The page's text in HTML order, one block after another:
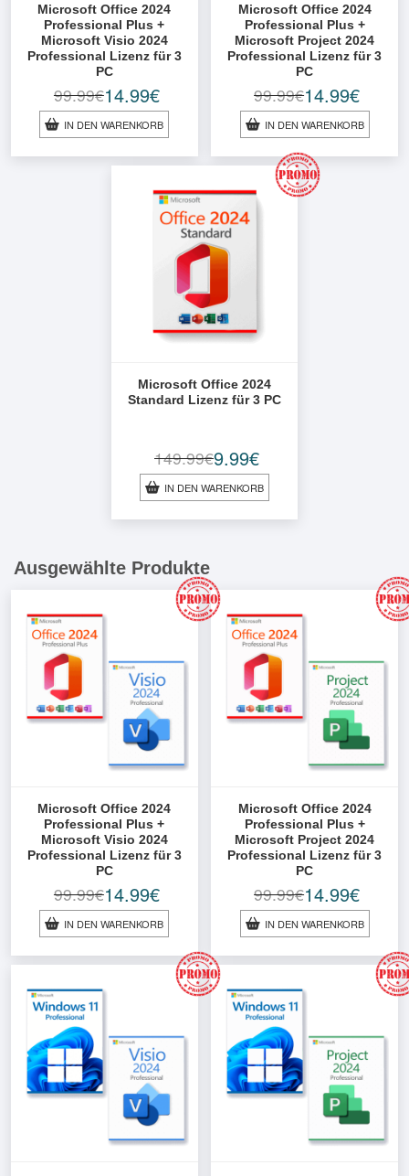
Microsoft Office 2024
Professional Plus +
Microsoft Visio 2024
Professional Lizenz für 3
PC
99.99€
Ursprünglicher
Preis
war:
99.99€
14.99€
Aktueller
Preis
ist:
14.99€.
IN DEN WARENKORB
Microsoft Office 2024
Professional Plus +
Microsoft Project 2024
Professional Lizenz für 3
PC
99.99€
Ursprünglicher
Preis
war:
99.99€
14.99€
Aktueller
Preis
ist:
14.99€.
IN DEN WARENKORB
Microsoft Office 2024
Standard Lizenz für 3 PC
149.99€
Ursprünglicher
Preis
war:
149.99€
9.99€
Aktueller
Preis
ist:
9.99€.
IN DEN WARENKORB
Ausgewählte Produkte
Microsoft Office 2024
Professional Plus +
Microsoft Visio 2024
Professional Lizenz für 3
PC
99.99€
Ursprünglicher
Preis
war:
99.99€
14.99€
Aktueller
Preis
ist:
14.99€.
IN DEN WARENKORB
Microsoft Office 2024
Professional Plus +
Microsoft Project 2024
Professional Lizenz für 3
PC
99.99€
Ursprünglicher
Preis
war:
99.99€
14.99€
Aktueller
Preis
ist:
14.99€.
IN DEN WARENKORB